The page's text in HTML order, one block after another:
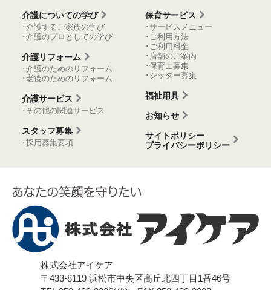
介護についての学び
･介護するご家族の学び
･介護のプロとしての学び
介護リフォーム
･介護のためのリフォーム
･老後のためのリフォーム
介護サービス
･その他の関連サービス
スタッフ募集
･採用募集要項
保育サービス
･サービスメニュー
･ご利用方法
･ご利用料金
･店舗のご案内
･保育士募集
･シッター募集
福祉用具
お知らせ
サイトポリシー
プライバシーポリシー
株式会社アイケア
〒433-8119 浜松市中央区高丘北四丁目1番46号